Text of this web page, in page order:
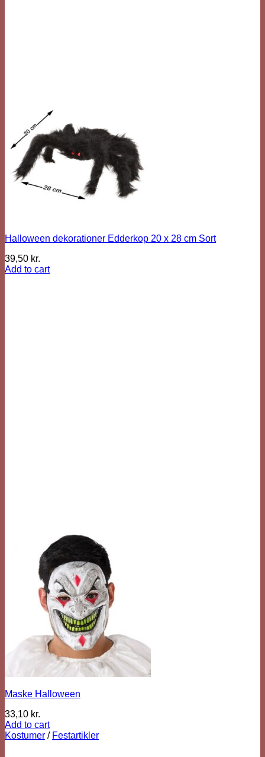
Halloween dekorationer Edderkop 20 x 28 cm Sort
39,50 kr.
Add to cart
Maske Halloween
33,10 kr.
Add to cart
Kostumer / Festartikler